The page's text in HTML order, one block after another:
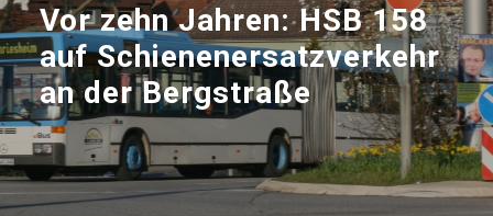
Vor zehn Jahren: HSB 158
auf Schienenersatzverkehr
an der Bergstraße